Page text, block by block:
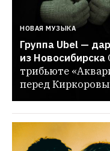
НОВАЯ МУЗЫКА
Группа Ubel —
из Новосибирска
трибьюте
перед